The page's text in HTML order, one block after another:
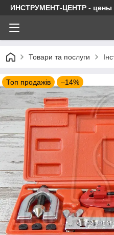
ИНСТРУМЕНТ-ЦЕНТР - цены
Товари та послуги
Топ продажів –14%